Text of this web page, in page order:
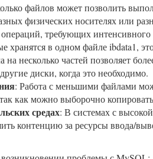
файлов может позволить
физических носителях или
требующих
хранятся в одном файле ibdata1,
несколько частей позволяет
диски, когда это необходимо.
: Работа с меньшими файлами
как можно выборочно
средах: В системах с
контенцию за ресурсы ввода/